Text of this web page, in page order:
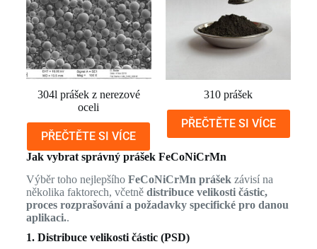
304l prášek z nerezové
oceli
PŘEČTĚTE SI VÍCE
310 prášek
PŘEČTĚTE SI VÍCE
Jak vybrat správný prášek FeCoNiCrMn
Výběr toho nejlepšího FeCoNiCrMn prášekzávisí na
několika faktorech, včetně distribuce velikosti částic,
proces rozprašování a požadavky specifické pro danou
aplikaci..
1. Distribuce velikosti částic (PSD)